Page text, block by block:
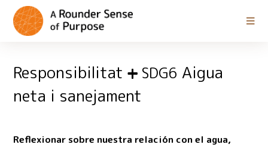
Responsibilitat SDG6 Aigua
neta i sanejament
Reflexionar sobre nuestra relación con el agua,